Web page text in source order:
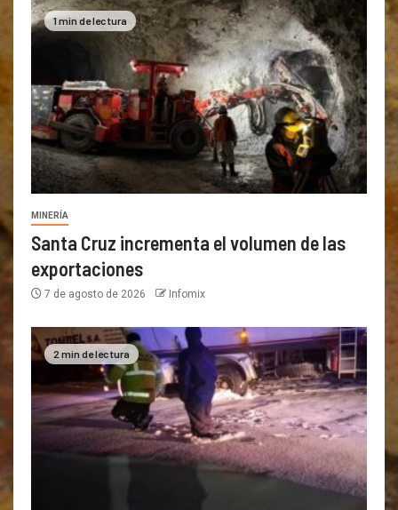
1 min de lectura
MINERÍA
Santa Cruz incrementa el volumen de las
exportaciones
7 de agosto de 2026 Infomix
2 min de lectura